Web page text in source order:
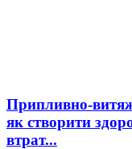
Припливно-
як створити
втрат...